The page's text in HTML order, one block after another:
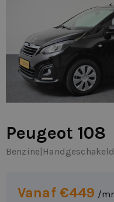
Peugeot 108
Benzine Handgeschakeld
Vanaf €449 /